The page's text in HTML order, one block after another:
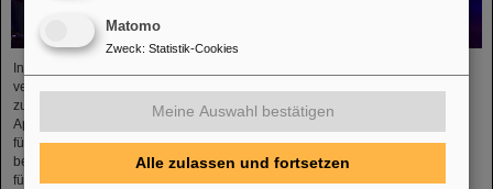
In Zusammenarbeit mit GSI/FAIR und der Technischen Universität Darmstadt
veranstaltete das Europäische Raumfahrtkontrollzentrum (ESOC) kürzlich
zum zweiten Mal das Artificial Intelligence Symposium on Technology,
Applications, and Research (AISTAR). Die Zusammenarbeit war ein Beispiel
für den Geist des gegenseitigen Interesses und der starken Partnerschaften
beim Streben nach KI-Spitzenforschung. Das Symposium schuf einen Raum
für Verbindungen, Networking und den Austausch von Ideen und…
Matomo
Zweck: Statistik-Cookies
Meine Auswahl bestätigen
Alle zulassen und fortsetzen